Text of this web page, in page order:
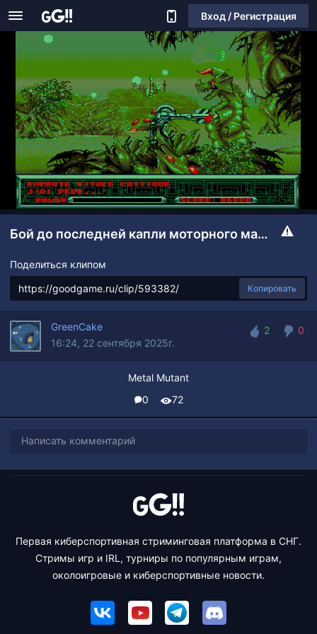
Вход / Регистрация
Бой до последней капли моторного масла
Поделиться клипом
Копировать
GreenCake
16:24, 22 сентября 2025г.
2
0
Metal Mutant
0
72
Написать комментарий
Первая киберспортивная стриминговая платформа в СНГ.
Стримы игр и IRL, турниры по популярным играм,
околоигровые и киберспортивные новости.